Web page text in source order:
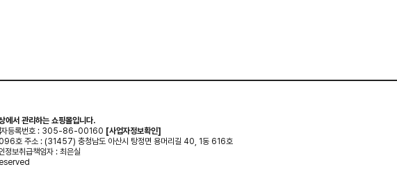
에서 관리하는 쇼핑몰입니다.
자등록번호 : 305-86-00160 [사업자정보확인]
호 주소 : (31457) 충청남도 아산시 탕정면 용머리길 40, 1동 616호
정보취급책임자 : 최은실